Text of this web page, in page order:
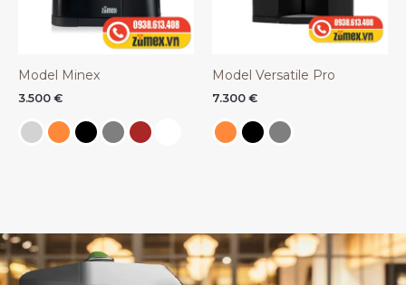
Model Minex
3.500 €
Model Versatile Pro
7.300 €